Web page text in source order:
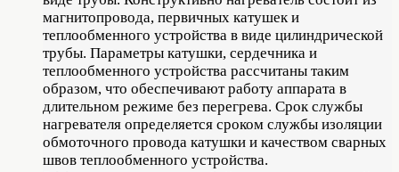
магнитопровода, первичных катушек и
теплообменного устройства в виде цилиндрической
трубы. Параметры катушки, сердечника и
теплообменного устройства рассчитаны таким
образом, что обеспечивают работу аппарата в
длительном режиме без перегрева. Срок службы
нагревателя определяется сроком службы изоляции
обмоточного провода катушки и качеством сварных
швов теплообменного устройства.